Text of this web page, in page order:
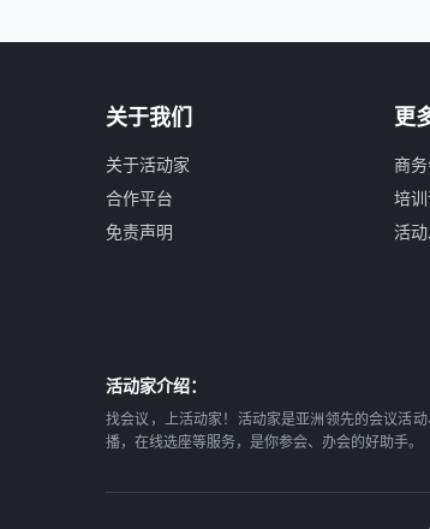
关于我们
关于活动家
合作平台
免责声明
更
商
培
活
活动家介绍：
找会议，上活动家！活动家是亚洲领先的会议活
播，在线选座等服务，是你参会、办会的好助手。